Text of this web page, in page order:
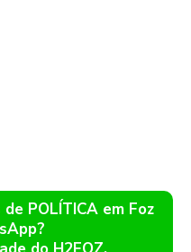
POLÍTICA em Foz